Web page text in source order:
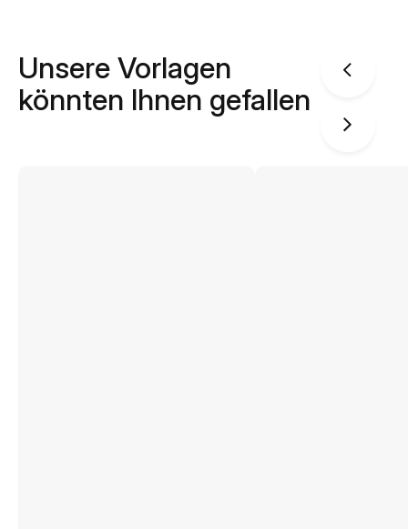
Unsere Vorlagen
könnten Ihnen gefallen